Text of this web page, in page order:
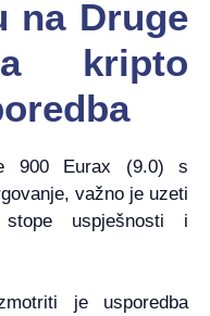
na Druge
kripto
900 Eurax (9.0) s
važno je uzeti
uspješnosti i
je usporedba